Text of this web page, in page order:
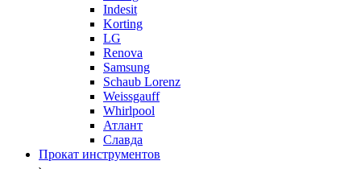
Indesit
Korting
LG
Renova
Samsung
Schaub Lorenz
Weissgauff
Whirlpool
Атлант
Славда
Прокат инструментов